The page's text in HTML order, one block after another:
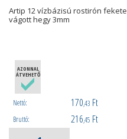
Artip 12 vízbázisú rostirón fekete
vágott hegy 3mm
AZONNAL
ÁTVEHETŐ
Nettó: 170,43 Ft
Bruttó: 216,45 Ft